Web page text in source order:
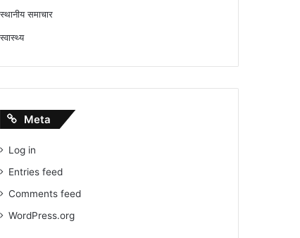
स्थानीय समाचार
स्वास्थ्य
Meta
Log in
Entries feed
Comments feed
WordPress.org